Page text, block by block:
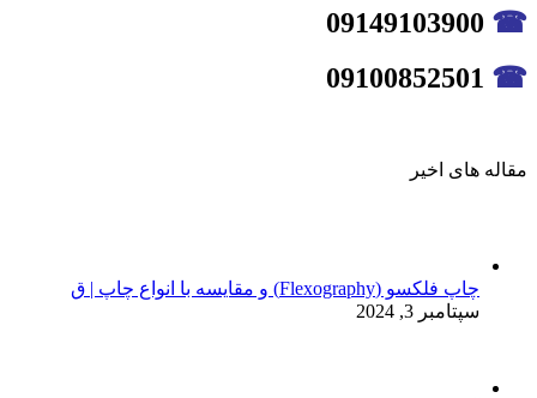
☎
☎
مقاله های اخیر
چاپ فلکسو (Flexography) و مقایسه با انواع چاپ | ق
سپتامبر 3, 2024